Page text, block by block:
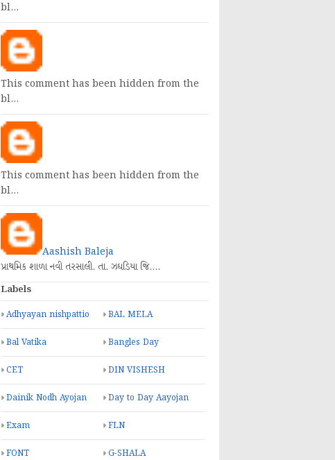
bl…
This comment has been hidden from the
bl…
This comment has been hidden from the
bl…
Aashish Baleja
પ્રાથમિક શાળા નવી તરસાલી. તા. ઝઘડિયા જિ.…
Labels
Adhyayan nishpattio BAL MELA
Bal Vatika Bangles Day
CET DIN VISHESH
Dainik Nodh Ayojan Day to Day Aayojan
Exam FLN
FONT G-SHALA